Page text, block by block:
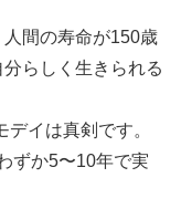
間の寿命が150歳
らしく生きられる
イは真剣です。
ずか5〜10年で実